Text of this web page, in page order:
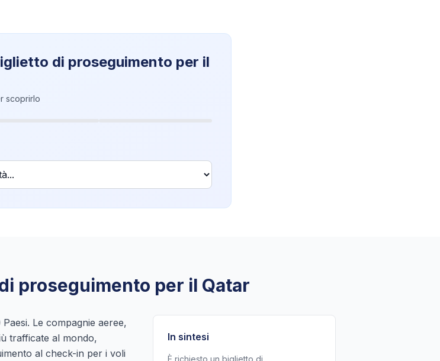
di proseguimento per il
scoprirlo
proseguimento per il Qatar
Le compagnie aeree,
trafficate al mondo,
al check-in per i voli
In sintesi
È richiesto un biglietto di